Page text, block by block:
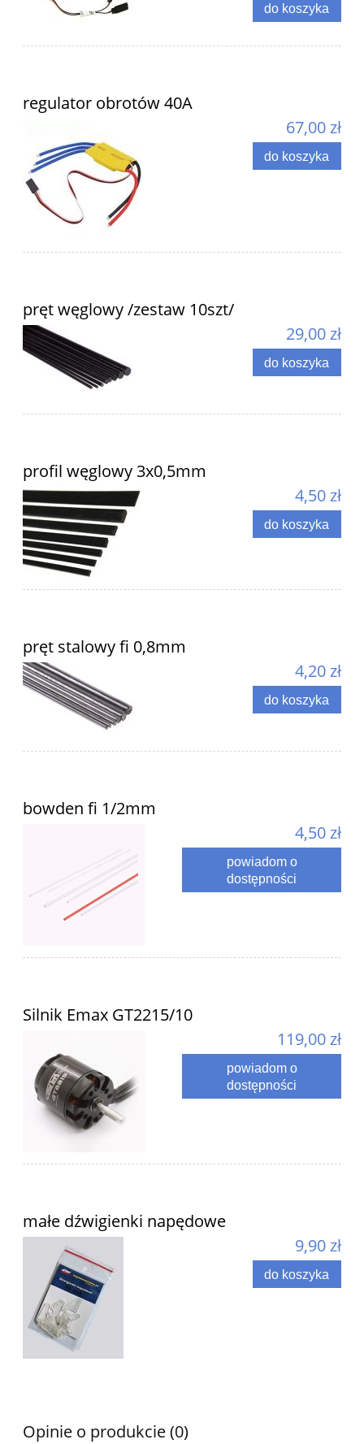
do koszyka
regulator obrotów 40A
67,00 zł
do koszyka
pręt węglowy /zestaw 10szt/
29,00 zł
do koszyka
profil węglowy 3x0,5mm
4,50 zł
do koszyka
pręt stalowy fi 0,8mm
4,20 zł
do koszyka
bowden fi 1/2mm
4,50 zł
powiadom o
dostępności
Silnik Emax GT2215/10
119,00 zł
powiadom o
dostępności
małe dźwigienki napędowe
9,90 zł
do koszyka
Opinie o produkcie (0)